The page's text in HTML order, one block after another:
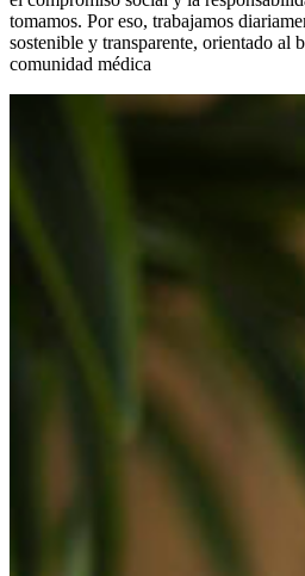
tomamos. Por eso, trabajamos
sostenible y transparente, orientado al
comunidad médica